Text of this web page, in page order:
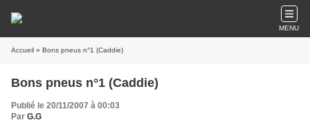
MENU
Accueil » Bons pneus n°1 (Caddie)
Bons pneus n°1 (Caddie)
Publié le 20/11/2007 à 00:03
Par G.G